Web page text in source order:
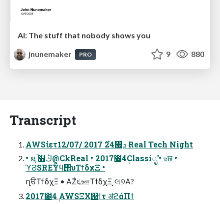
AI: The stuff that nobody shows you
jnunemaker
PRO 9 880
Transcript
AWSίετܯ࡯24࣌ 2017 /12/07 Real Tech Night
• ຊؒ ஌ڭ@CkReal • 2017೥4݄Classiೖࣾ • ৬छ •
ϓϨSRE݉Ϋϥ΢υΤϯδχΞ •
ղੳΤϯδχΞ • ΑΖͣ૬ஊΤϯδχΞ ͓લ୭Α?
2017೥4݄ AWSΞΧ΢ϯτ ॳϩάΠϯ